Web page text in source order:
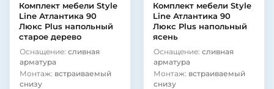
Комплект мебели Style
Line Атлантика 90
Люкс Plus напольный
старое дерево
Оснащение: сливная
арматура
Монтаж: встраиваемый
снизу
Комплект мебели Style
Line Атлантика 90
Люкс Plus напольный
ясень
Оснащение: сливная
арматура
Монтаж: встраиваемый
снизу